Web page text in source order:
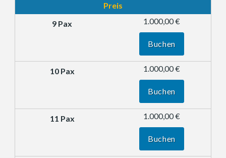
Preis
1.000,00 €
Buchen
1.000,00 €
Buchen
1.000,00 €
Buchen